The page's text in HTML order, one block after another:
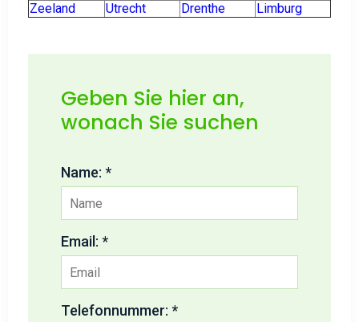
Zeeland
Utrecht Drenthe Limburg
Geben Sie hier an,
wonach Sie suchen
Name: *
Email: *
Telefonnummer: *